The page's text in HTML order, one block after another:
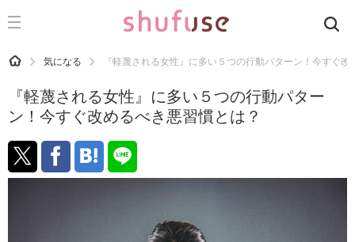
CATEGORY 記事カテゴリ
運気
洗濯
生活の知恵
HOME 気になる 『軽蔑される女性』に多い５つの行動パターン！今すぐ
『軽蔑される女性』に多い５つの行動パター
ン！今すぐ改めるべき悪習慣とは？